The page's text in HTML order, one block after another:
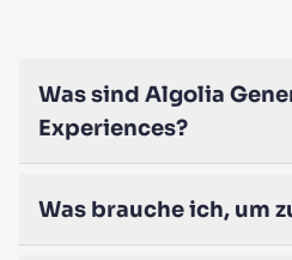
Was sind Algolia
Experiences?
Was brauche ich, um